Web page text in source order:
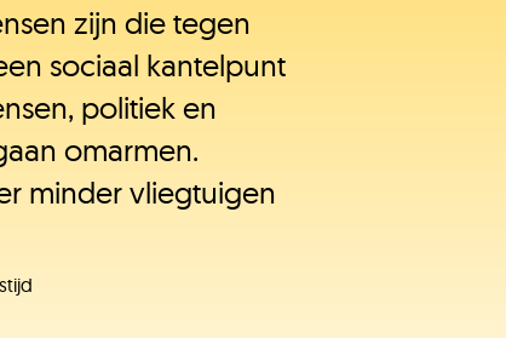
zijn die tegen
sociaal kantelpunt
politiek en
omarmen.
minder vliegtuigen